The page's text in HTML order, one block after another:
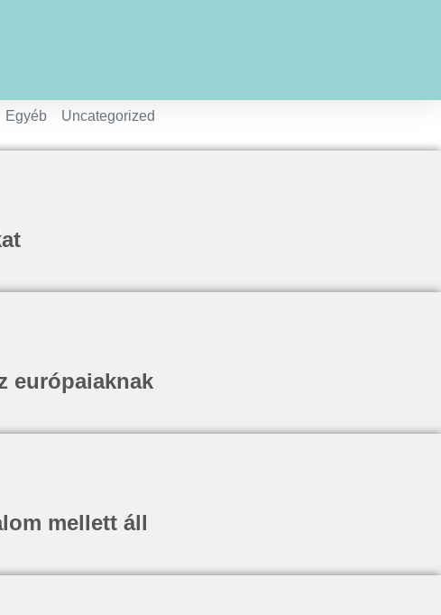
Egyéb Uncategorized
európaiaknak
mellett áll